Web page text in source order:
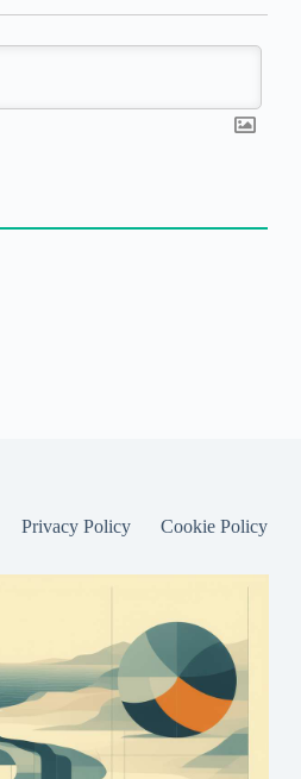
Privacy Policy Cookie Policy